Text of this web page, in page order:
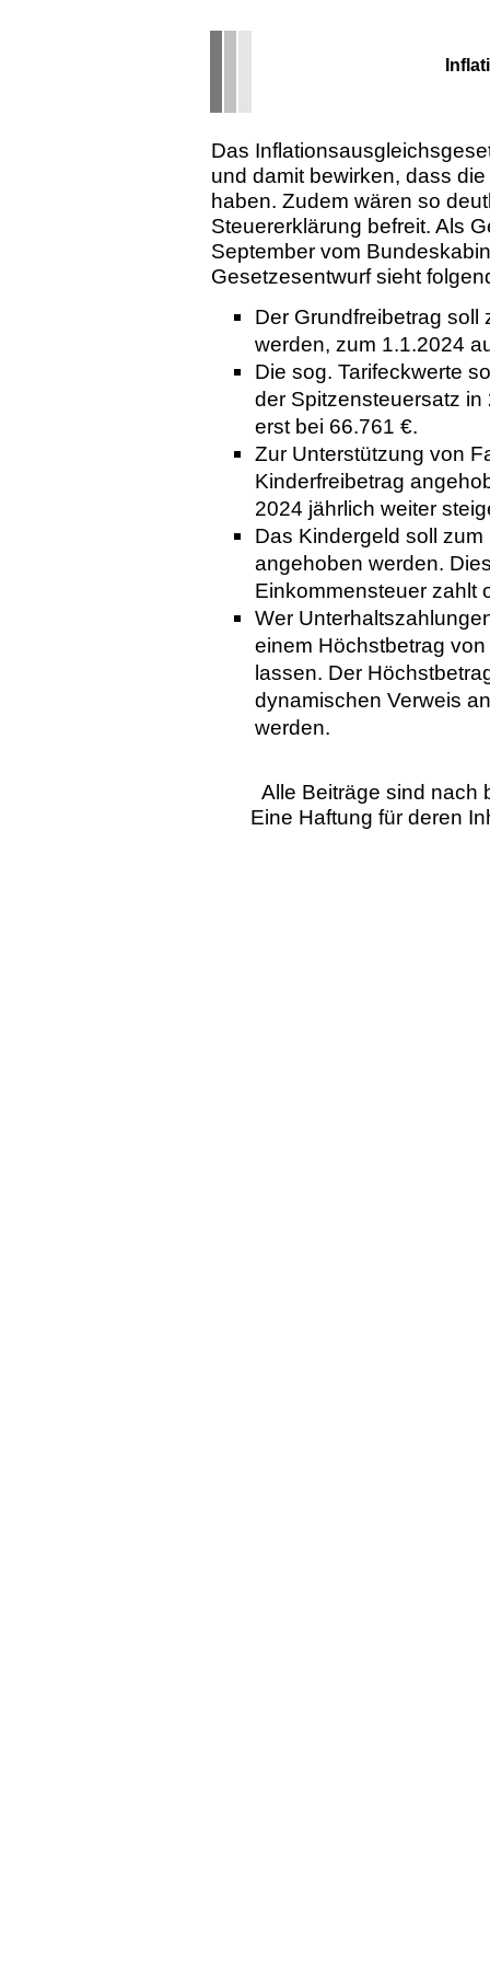
Das
und damit bewirken, dass
haben. Zudem wären so
Steuererklärung befreit. Als
September vom
Gesetzesentwurf sieht
Der Grundfreibetrag
werden, zum 1.1.2024
Die sog. Tarifeckwerte
der Spitzensteuersatz
erst bei 66.761 €.
Zur Unterstützung von
Kinderfreibetrag
2024 jährlich weiter
Das Kindergeld soll
angehoben werden.
Einkommensteuer zahlt
Wer
einem Höchstbetrag
lassen. Der
dynamischen Verweis
werden.
Alle Beiträge sind nach
Eine Haftung für deren